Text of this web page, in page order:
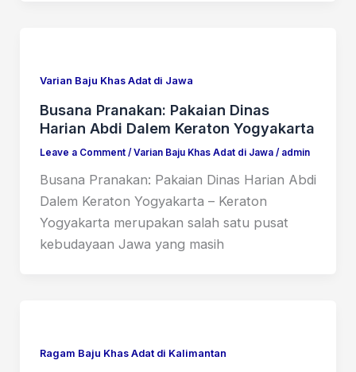
Varian Baju Khas Adat di Jawa
Busana Pranakan: Pakaian Dinas
Harian Abdi Dalem Keraton Yogyakarta
Leave a Comment /Varian Baju Khas Adat di Jawa/ admin
Busana Pranakan: Pakaian Dinas Harian Abdi
Dalem Keraton Yogyakarta – Keraton
Yogyakarta merupakan salah satu pusat
kebudayaan Jawa yang masih
Ragam Baju Khas Adat di Kalimantan